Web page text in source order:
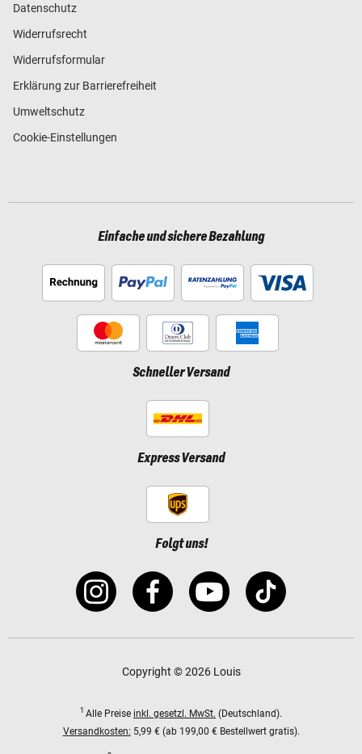
Datenschutz
Widerrufsrecht
Widerrufsformular
Erklärung zur Barrierefreiheit
Umweltschutz
Cookie-Einstellungen
Einfache und sichere Bezahlung
Schneller Versand
Express Versand
Folgt uns!
Copyright © 2026 Louis
1 Alle Preise inkl. gesetzl. MwSt. (Deutschland).
Versandkosten: 5,99 € (ab 199,00 € Bestellwert gratis).